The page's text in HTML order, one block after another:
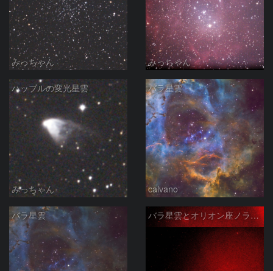
みっちゃん みっちゃん
ハッブルの変光星雲
みっちゃん
バラ星雲
calvano
バラ星雲 バラ星雲とオリオン座ノラマ50mm